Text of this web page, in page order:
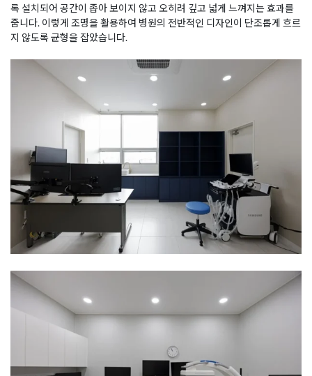
록 설치되어 공간이 좁아 보이지 않고 오히려 깊고 넓게 느껴지는 효과를
줍니다. 이렇게 조명을 활용하여 병원의 전반적인 디자인이 단조롭게 흐르
지 않도록 균형을 잡았습니다.